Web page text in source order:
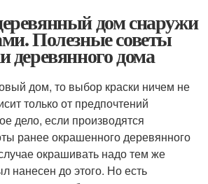
дом снаружи
Полезные советы
деревянного дома
дом, то выбор краски ничем не
только от предпочтений
дело, если производятся
ранее окрашенного деревянного
окрашивать надо тем же
нанесен до этого. Но есть